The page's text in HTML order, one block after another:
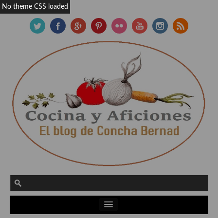
No theme CSS loaded